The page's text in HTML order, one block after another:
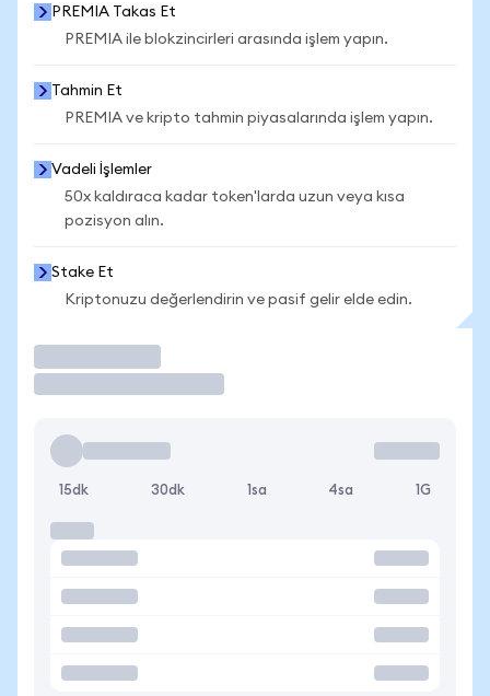
PREMIA Takas Et
PREMIA ile blokzincirleri arasında işlem yapın.
Tahmin Et
PREMIA ve kripto tahmin piyasalarında işlem yapın.
Vadeli İşlemler
50x kaldıraca kadar token'larda uzun veya kısa
pozisyon alın.
Stake Et
Kriptonuzu değerlendirin ve pasif gelir elde edin.
15dk 30dk 1sa 4sa 1G